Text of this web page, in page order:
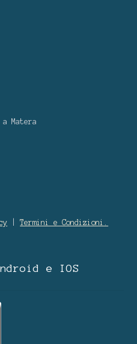
a Matera
|Termini e Condizioni.
e IOS